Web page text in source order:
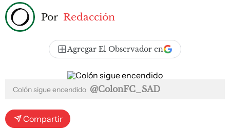
Por Redacción
Agregar El Observador en
Colón sigue encendido @ColonFC_SAD
Compartir